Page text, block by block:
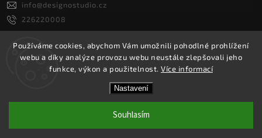
Používáme cookies, abychom Vám umožnili pohodlné prohlížení
webu a díky analýze provozu webu neustále zlepšovali jeho
funkce, výkon a použitelnost. Více informací
Nastavení
Souhlasím
info@designostudio.cz
226220008
605334326, 732232010
Designoshop
designoshop
Designoshop. Všechna práva vyhrazena.